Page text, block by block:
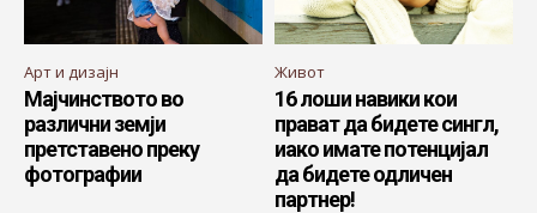
Арт и дизајн
Мајчинството во
различни земји
претставено преку
фотографии
Живот
16 лоши навики кои
прават да бидете сингл,
иако имате потенцијал
да бидете одличен
партнер!